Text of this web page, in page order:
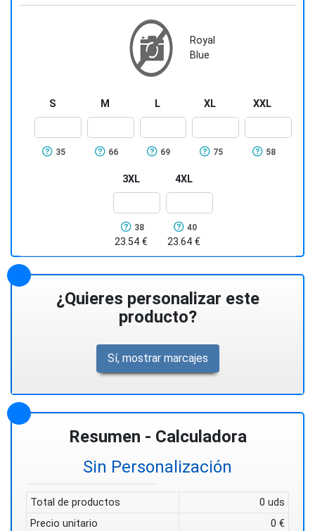
Royal
Blue
S
35
M
66
L
69
XL
75
XXL
58
3XL
38
23.54 €
4XL
40
23.64 €
¿Quieres personalizar este
producto?
Sí, mostrar marcajes
Resumen - Calculadora
Sin Personalización
Total de productos
0 uds
Precio unitario
0 €